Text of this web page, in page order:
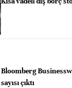
Bloomberg
sayısı çıktı